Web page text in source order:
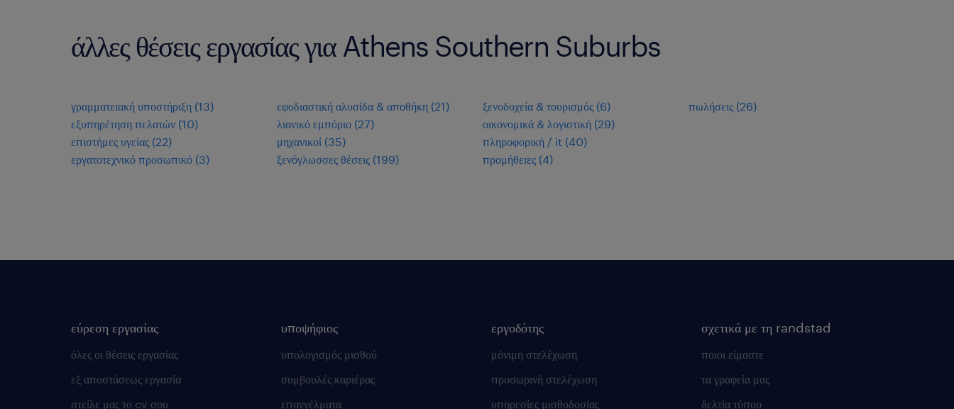
άλλες θέσεις εργασίας για Athens Southern Suburbs
γραμματειακή υποστήριξη (13)
εξυπηρέτηση πελατών (10)
επιστήμες υγείας (22)
εργατοτεχνικό προσωπικό (3)
εφοδιαστική αλυσίδα & αποθήκη (21)
λιανικό εμπόριο (27)
μηχανικοί (35)
ξενόγλωσσες θέσεις (199)
ξενοδοχεία & τουρισμός (6)
οικονομικά & λογιστική (29)
πληροφορική / it (40)
προμήθειες (4)
πωλήσεις (26)
εύρεση εργασίας
όλες οι θέσεις εργασίας
εξ αποστάσεως εργασία
στείλε μας το cv σου
υποψήφιος
υπολογισμός μισθού
συμβουλές καριέρας
επαγγέλματα
εργοδότης
μόνιμη στελέχωση
προσωρινή στελέχωση
υπηρεσίες μισθοδοσίας
σχετικά με τη randstad
ποιοι είμαστε
τα γραφεία μας
δελτία τύπου